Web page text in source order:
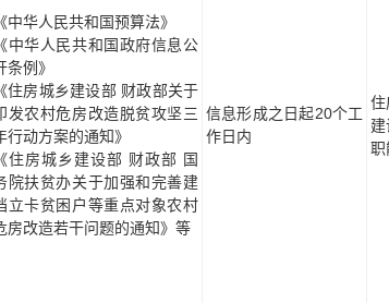
《中华人民共和国预算法》
《中华人民共和国政府信息公
条例》
《住房城乡建设部 财政部关于
发农村危房改造脱贫攻坚三
行动方案的通知》
《住房城乡建设部 财政部 国
院扶贫办关于加强和完善建
立卡贫困户等重点对象农村
房改造若干问题的通知》等
信息形成之日起20个工
作日内
住
职